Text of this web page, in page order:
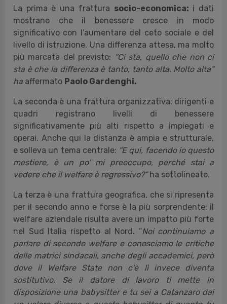
se questi strumenti vengono utilizzati e se
contribuiscono davvero a migliorare il benessere e la
felicità delle persone.
Dentro questa lettura, emergono tre fratture
profonde che attraversano il sistema del welfare
aziendale.
La prima è una fratturasocio-economica:i dati
mostrano che il benessere cresce in modo
significativo con l’aumentare del ceto sociale e del
livello di istruzione. Una differenza attesa, ma molto
più marcata del previsto:“Ci sta, quello che non ci
sta è che la differenza è tanto, tanto alta. Molto alta”
haaffermato Paolo Gardenghi.
La seconda è una frattura organizzativa: dirigenti e
quadri registrano livelli di benessere
significativamente più alti rispetto a impiegati e
operai. Anche qui la distanza è ampia e strutturale,
e solleva un tema centrale: “E qui, facendo io questo
mestiere, è un po' mi preoccupo, perché stai a
vedere che il welfare è regressivo?”ha sottolineato.
La terza è una frattura geografica, che si ripresenta
per il secondo anno e forse è la più sorprendente: il